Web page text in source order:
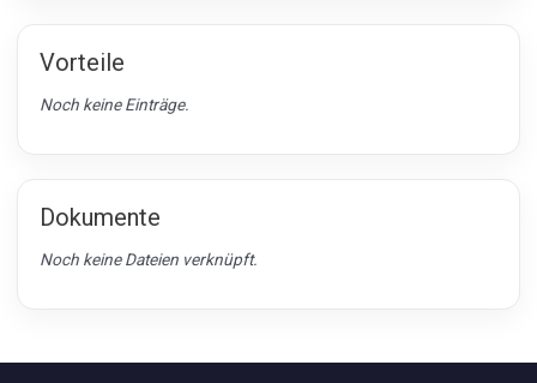
Vorteile
Noch keine Einträge.
Dokumente
Noch keine Dateien verknüpft.